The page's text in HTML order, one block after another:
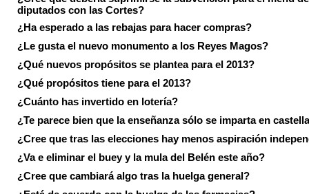
diputados con las Cortes?
¿Ha esperado a las rebajas para hacer compras?
¿Le gusta el nuevo monumento a los Reyes Magos?
¿Qué nuevos propósitos se plantea para el 2013?
¿Qué propósitos tiene para el 2013?
¿Cuánto has invertido en lotería?
¿Te parece bien que la enseñanza sólo se imparta en
¿Cree que tras las elecciones hay menos aspiración
¿Va e eliminar el buey y la mula del Belén este año?
¿Cree que cambiará algo tras la huelga general?